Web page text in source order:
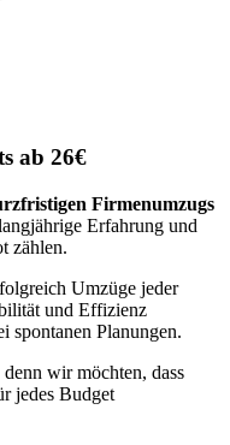
ab 26€
Firmenumzugs
Erfahrung und
zählen.
Umzüge jeder
und Effizienz
spontanen Planungen.
wir möchten, dass
jedes Budget